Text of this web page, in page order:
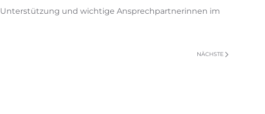
Unterstützung und wichtige Ansprechpartnerinnen im
NÄCHSTE